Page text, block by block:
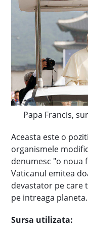
Papa Francis,
Aceasta este o
organismele
denumesc "o noua
Vaticanul emitea
devastator pe care
pe intreaga planeta.
Sursa utilizata: